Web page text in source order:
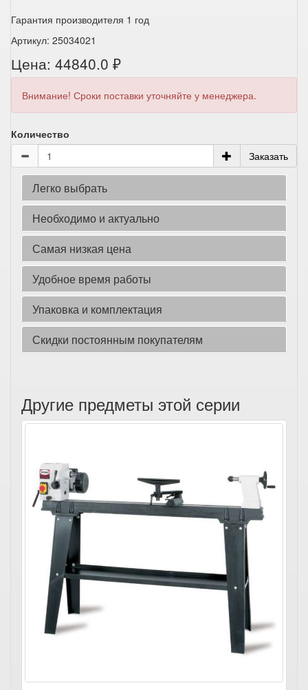
Гарантия производителя 1 год
Артикул: 25034021
Цена: 44840.0 ₽
Внимание! Сроки поставки уточняйте у менеджера.
Количество
Заказать
Легко выбрать
Необходимо и актуально
Самая низкая цена
Удобное время работы
Упаковка и комплектация
Скидки постоянным покупателям
Другие предметы этой серии